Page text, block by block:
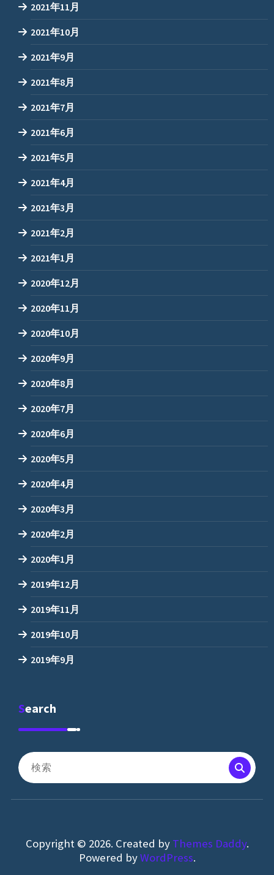
2021年11月
2021年10月
2021年9月
2021年8月
2021年7月
2021年6月
2021年5月
2021年4月
2021年3月
2021年2月
2021年1月
2020年12月
2020年11月
2020年10月
2020年9月
2020年8月
2020年7月
2020年6月
2020年5月
2020年4月
2020年3月
2020年2月
2020年1月
2019年12月
2019年11月
2019年10月
2019年9月
Search
検
索
象:
Copyright © 2026. Created by Themes Daddy.
Powered byWordPress.